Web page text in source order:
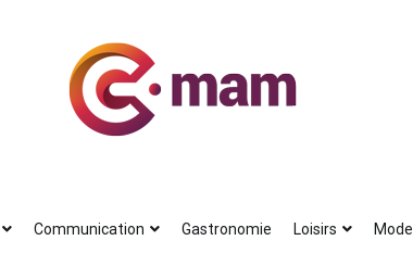
Communication Gastronomie Loisirs Mode